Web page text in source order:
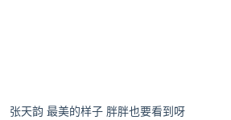
张天韵 最美的样子 胖胖也要看到呀 ​​​​